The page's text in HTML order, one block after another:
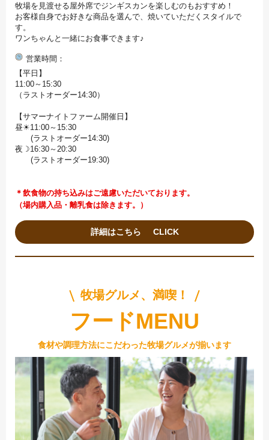
牧場を見渡せる屋外席でジンギスカンを楽しむのもおすすめ！
お客様自身でお好きな商品を選んで、焼いていただくスタイルで
す。
ワンちゃんと一緒にお食事できます♪
営業時間
【平日】
11:00～15:30
（ラストオーダー14:30）
【サマーナイトファーム開催日】
昼☀11:00～15:30
(ラストオーダー14:30)
夜☽16:30～20:30
(ラストオーダー19:30)
＊飲食物の持ち込みはご遠慮いただいております。
（場内購入品・離乳食は除きます。）
詳細はこちら
牧場グルメ、満喫！
フードMENU
食材や調理方法にこだわった牧場グルメが揃います